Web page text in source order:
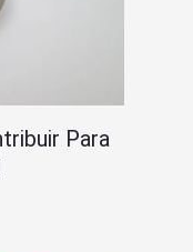
Para